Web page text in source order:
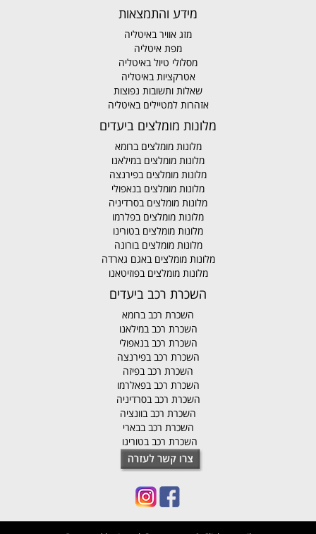
מידע והתמצאות
מזג אוויר באיטליה
מפת איטליה
מסלולי טיול באיטליה
אטרקציות באיטליה
שאלות ותשובות נפוצות
אזהרות למטיילים באיטליה
מלונות מומלצים ביעדים
מלונות מומלצים ברומא
מלונות מומלצים במילאנו
מלונות מומלצים בפירנצה
מלונות מומלצים בנאפולי
מלונות מומלצים בסרדיניה
מלונות מומלצים בפלרמו
מלונות מומלצים בטורינו
מלונות מומלצים בורונה
מלונות מומלצים באגם גארדה
מלונות מומלצים בפוזיטאנו
השכרת רכב ביעדים
השכרת רכב ברומא
השכרת רכב במילאנו
השכרת רכב בנאפולי
השכרת רכב בפירנצה
השכרת רכב בפיזה
השכרת רכב בפאלרמו
השכרת רכב בסרדיניה
השכרת רכב בוונציה
השכרת רכב בבארי
השכרת רכב בטורינו